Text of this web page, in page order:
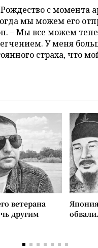
с момента
мы можем его
– Мы все можем
У меня
страха, что
ветерана
другим